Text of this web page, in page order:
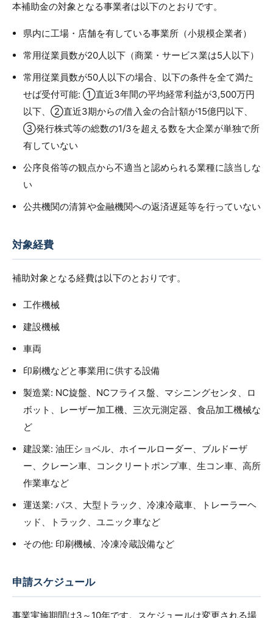
本補助金の対象となる事業者は以下のとおりです。
県内に工場・店舗を有している事業所（小規模企業者）
常用従業員数が20人以下（商業・サービス業は5人以下）
常用従業員数が50人以下の場合、以下の条件を全て満た
せば受付可能: ①直近3年間の平均経常利益が3,500万円
以下、②直近3期からの借入金の合計額が15億円以下、
③発行株式等の総数の1/3を超える数を大企業が単独で所
有していない
公序良俗等の観点から不適当と認められる業種に該当しな
い
公共機関の清算や金融機関への返済遅延等を行っていない
対象経費
補助対象となる経費は以下のとおりです。
工作機械
建設機械
車両
印刷機などと事業用に供する設備
製造業: NC旋盤、NCフライス盤、マシニングセンタ、ロ
ボット、レーザー加工機、三次元測定器、食品加工機械な
ど
建設業: 油圧ショベル、ホイールローダー、ブルドーザ
ー、クレーン車、コンクリートポンプ車、生コン車、高所
作業車など
運送業: バス、大型トラック、冷凍冷蔵車、トレーラーヘ
ッド、トラック、ユニック車など
その他: 印刷機械、冷凍冷蔵設備など
申請スケジュール
事業実施期間は3～10年です。スケジュールは変更される場